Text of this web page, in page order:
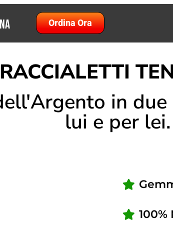
Ordina Ora
in
lui e per lei.